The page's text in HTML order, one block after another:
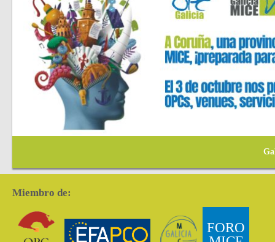
Miembro de:
FORO